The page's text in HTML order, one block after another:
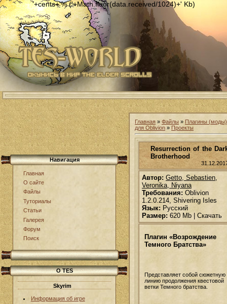
Навигация
Главная
О сайте
Файлы
Туториалы
Статьи
Галерея
Форум
Поиск
О TES
Skyrim
Информация об игре
Главная » Файлы » Плагины (моды)
для Oblivion » Проекты
Resurrection of the
Brotherhood
Автор: Getto, Sebastien,
Veronika, Niyana
Требования: Oblivion
1.2.0.214, Shivering Isles
Язык: Русский
Размер: 620 Mb | Скачать
Плагин «Возрождение
Темного Братства»
Представляет собой сюжетную
линию продолжения квестовой
ветки Темного братства.
'+cents+'% ('+Math.floor(data.received/1024)+' Kb)